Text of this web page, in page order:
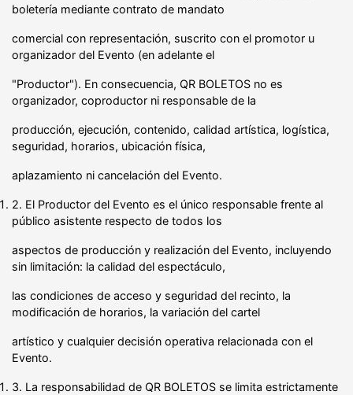
boletería mediante contrato de mandato
comercial con representación, suscrito con el promotor u
organizador del Evento (en adelante el
"Productor"). En consecuencia, QR BOLETOS no es
organizador, coproductor ni responsable de la
producción, ejecución, contenido, calidad artística, logística,
seguridad, horarios, ubicación física,
aplazamiento ni cancelación del Evento.
2. El Productor del Evento es el único responsable frente al
público asistente respecto de todos los
aspectos de producción y realización del Evento, incluyendo
sin limitación: la calidad del espectáculo,
las condiciones de acceso y seguridad del recinto, la
modificación de horarios, la variación del cartel
artístico y cualquier decisión operativa relacionada con el
Evento.
3. La responsabilidad de QR BOLETOS se limita estrictamente